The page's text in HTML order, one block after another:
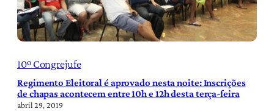
10º Congrejufe
Regimento Eleitoral é aprovado nesta noite: Inscrições
de chapas acontecem entre 10h e 12h desta terça-feira
abril 29, 2019